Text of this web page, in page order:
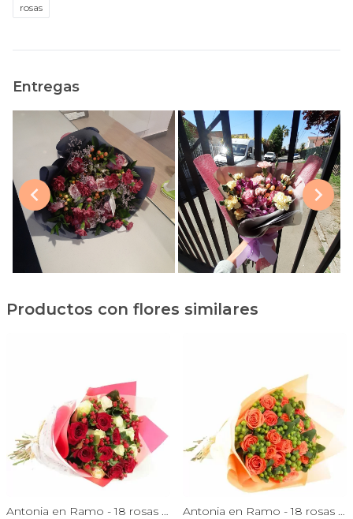
rosas
Entregas
Productos con flores similares